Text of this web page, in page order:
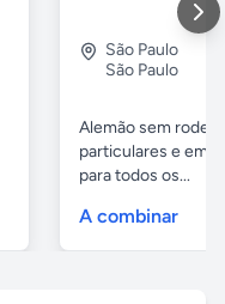
São Paulo
São Paulo
Alemão sem
particulares e em
para todos os...
A combinar